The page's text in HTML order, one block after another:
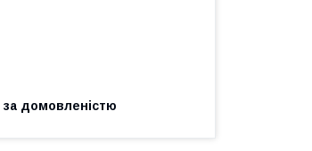
за домовленістю